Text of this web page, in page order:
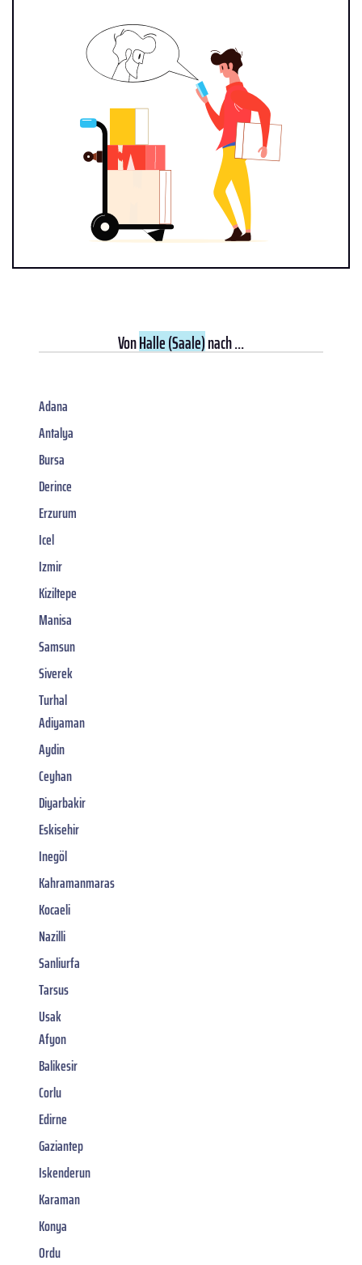
VonHalle (Saale)nach ...
Adana
Antalya
Bursa
Derince
Erzurum
Icel
Izmir
Kiziltepe
Manisa
Samsun
Siverek
Turhal
Adiyaman
Aydin
Ceyhan
Diyarbakir
Eskisehir
Inegöl
Kahramanmaras
Kocaeli
Nazilli
Sanliurfa
Tarsus
Usak
Afyon
Balikesir
Corlu
Edirne
Gaziantep
Iskenderun
Karaman
Konya
Ordu